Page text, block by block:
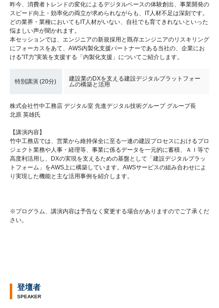
昨今、消費者トレンドの変化によるデジタルベースの体験創出、事業開発の
スピード向上・効率化の両立が求められながらも、IT人材不足は深刻です。
どの業界・業種においてもIT人材がいない、自社でも育てきれないといった
悩ましい声が聞かれます。
本セッションでは、エンジニアの新規採用と既存エンジニアのリスキリング
にフォーカスをあて、AWS内製化支援パートナーである当社の、企業にお
ける”IT力”実装を支援する「内製化支援」についてご紹介します。
特別講演 (20分)
建設業のDXを支える建設デジタルプラットフォー
ムの構築と活用
株式会社竹中工務店 デジタル室 先進デジタル技術グループ グループ長
北原 英雄氏
【講演内容】
竹中工務店では、営業から維持保全に至る一連の建設プロセスにおけるプロ
ジェクト業務や人事・経理等、事業に係るデータを一元的に蓄積、ＡＩ等で
高度利活用し、DXの実現を支えるための基盤として「建設デジタルプラッ
トフォーム」をAWS上に構築しています。AWSサービスの組み合わせによ
り実現した機能と主な活用事例を紹介します。
※プログラム、講演内容は予告なく変更する場合がありますのでご了承くだ
さい。
登壇者
SPEAKER